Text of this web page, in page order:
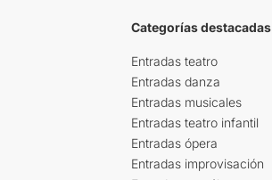
Categorías destacadas
Entradas teatro
Entradas danza
Entradas musicales
Entradas teatro infantil
Entradas ópera
Entradas improvisación